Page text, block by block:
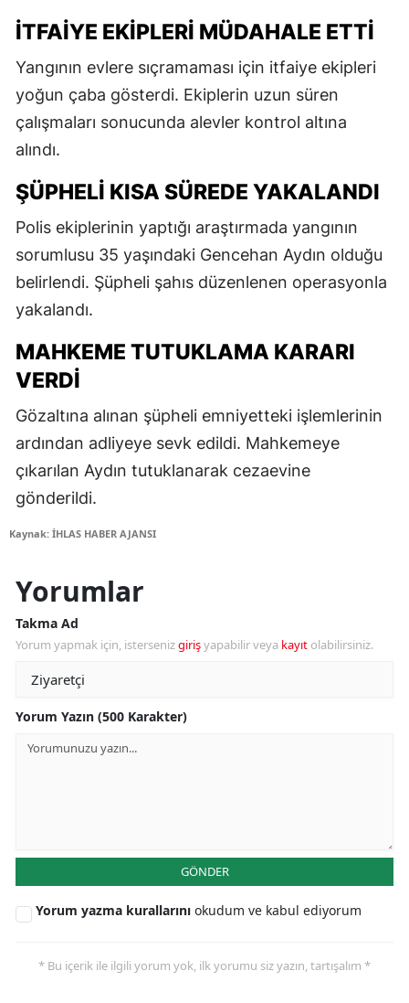
İTFAIYE EKIPLERI MÜDAHALE ETTI
Yangının evlere sıçramaması için itfaiye ekipleri
yoğun çaba gösterdi. Ekiplerin uzun süren
çalışmaları sonucunda alevler kontrol altına
alındı.
ŞÜPHELI KISA SÜREDE YAKALANDI
Polis ekiplerinin yaptığı araştırmada yangının
sorumlusu 35 yaşındaki Gencehan Aydın olduğu
belirlendi. Şüpheli şahıs düzenlenen operasyonla
yakalandı.
MAHKEME TUTUKLAMA KARARI
VERDI
Gözaltına alınan şüpheli emniyetteki işlemlerinin
ardından adliyeye sevk edildi. Mahkemeye
çıkarılan Aydın tutuklanarak cezaevine
gönderildi.
Kaynak: İHLAS HABER AJANSI
Yorumlar
Takma Ad
Yorum yapmak için, istersenizgirişyapabilir veya kayıt olabilirsiniz.
Yorum Yazın (500 Karakter)
GÖNDER
Yorum yazma kurallarını okudum ve kabul ediyorum
* Bu içerik ile ilgili yorum yok, ilk yorumu siz yazın, tartışalım *